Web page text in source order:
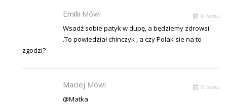
Emilii Mówi % temu
Wsadź sobie patyk w dupę, a będziemy zdrowsi
.To powiedział chinczyk , a czy Polak sie na to
zgodzi?
Maciej Mówi % temu
@Matka